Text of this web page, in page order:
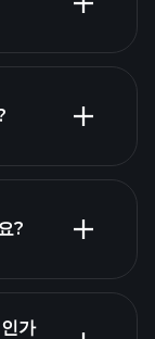
?
가